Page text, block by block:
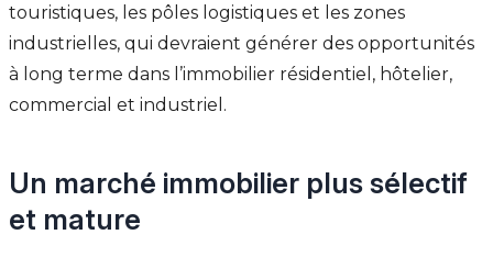
touristiques, les pôles logistiques et les zones
industrielles, qui devraient générer des opportunités
à long terme dans l’immobilier résidentiel, hôtelier,
commercial et industriel.
Un marché immobilier plus sélectif
et mature